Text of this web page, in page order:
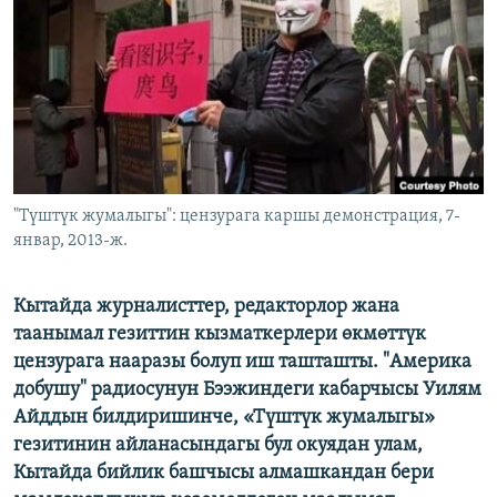
ЭЖЕ-СИҢДИЛЕР
АЗАТТЫК+
ЫҢГАЙСЫЗ СУРООЛОР
ОНЛАЙН ШЕРИНЕ
ЭЕ/АРнун бардык сайттары
"Түштүк жумалыгы": цензурага каршы демонстрация, 7-
январ, 2013-ж.
Кытайда журналисттер, редакторлор жана
таанымал гезиттин кызматкерлери өкмөттүк
цензурага нааразы болуп иш ташташты. "Америка
добушу" радиосунун Бээжиндеги кабарчысы Уилям
Айддын билдиришинче, «Түштүк жумалыгы»
гезитинин айланасындагы бул окуядан улам,
Кытайда бийлик башчысы алмашкандан бери